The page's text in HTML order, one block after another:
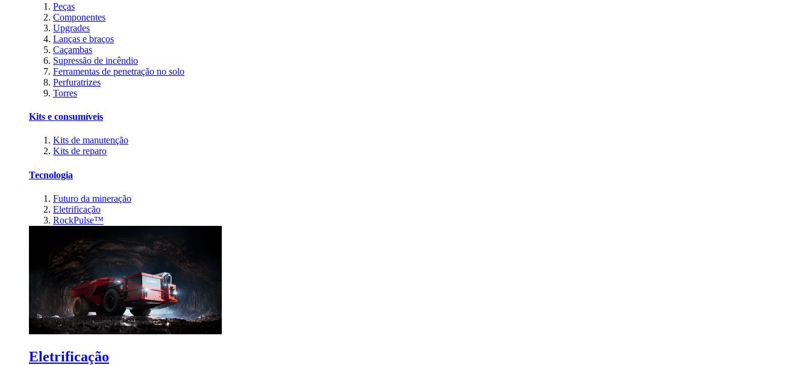
Peças
Componentes
Upgrades
Lanças e braços
Caçambas
Supressão de incêndio
Ferramentas de penetração no solo
Perfuratrizes
Torres
Kits e consumíveis
Kits de manutenção
Kits de reparo
Tecnologia
Futuro da mineração
Eletrificação
RockPulse™
Eletrificação